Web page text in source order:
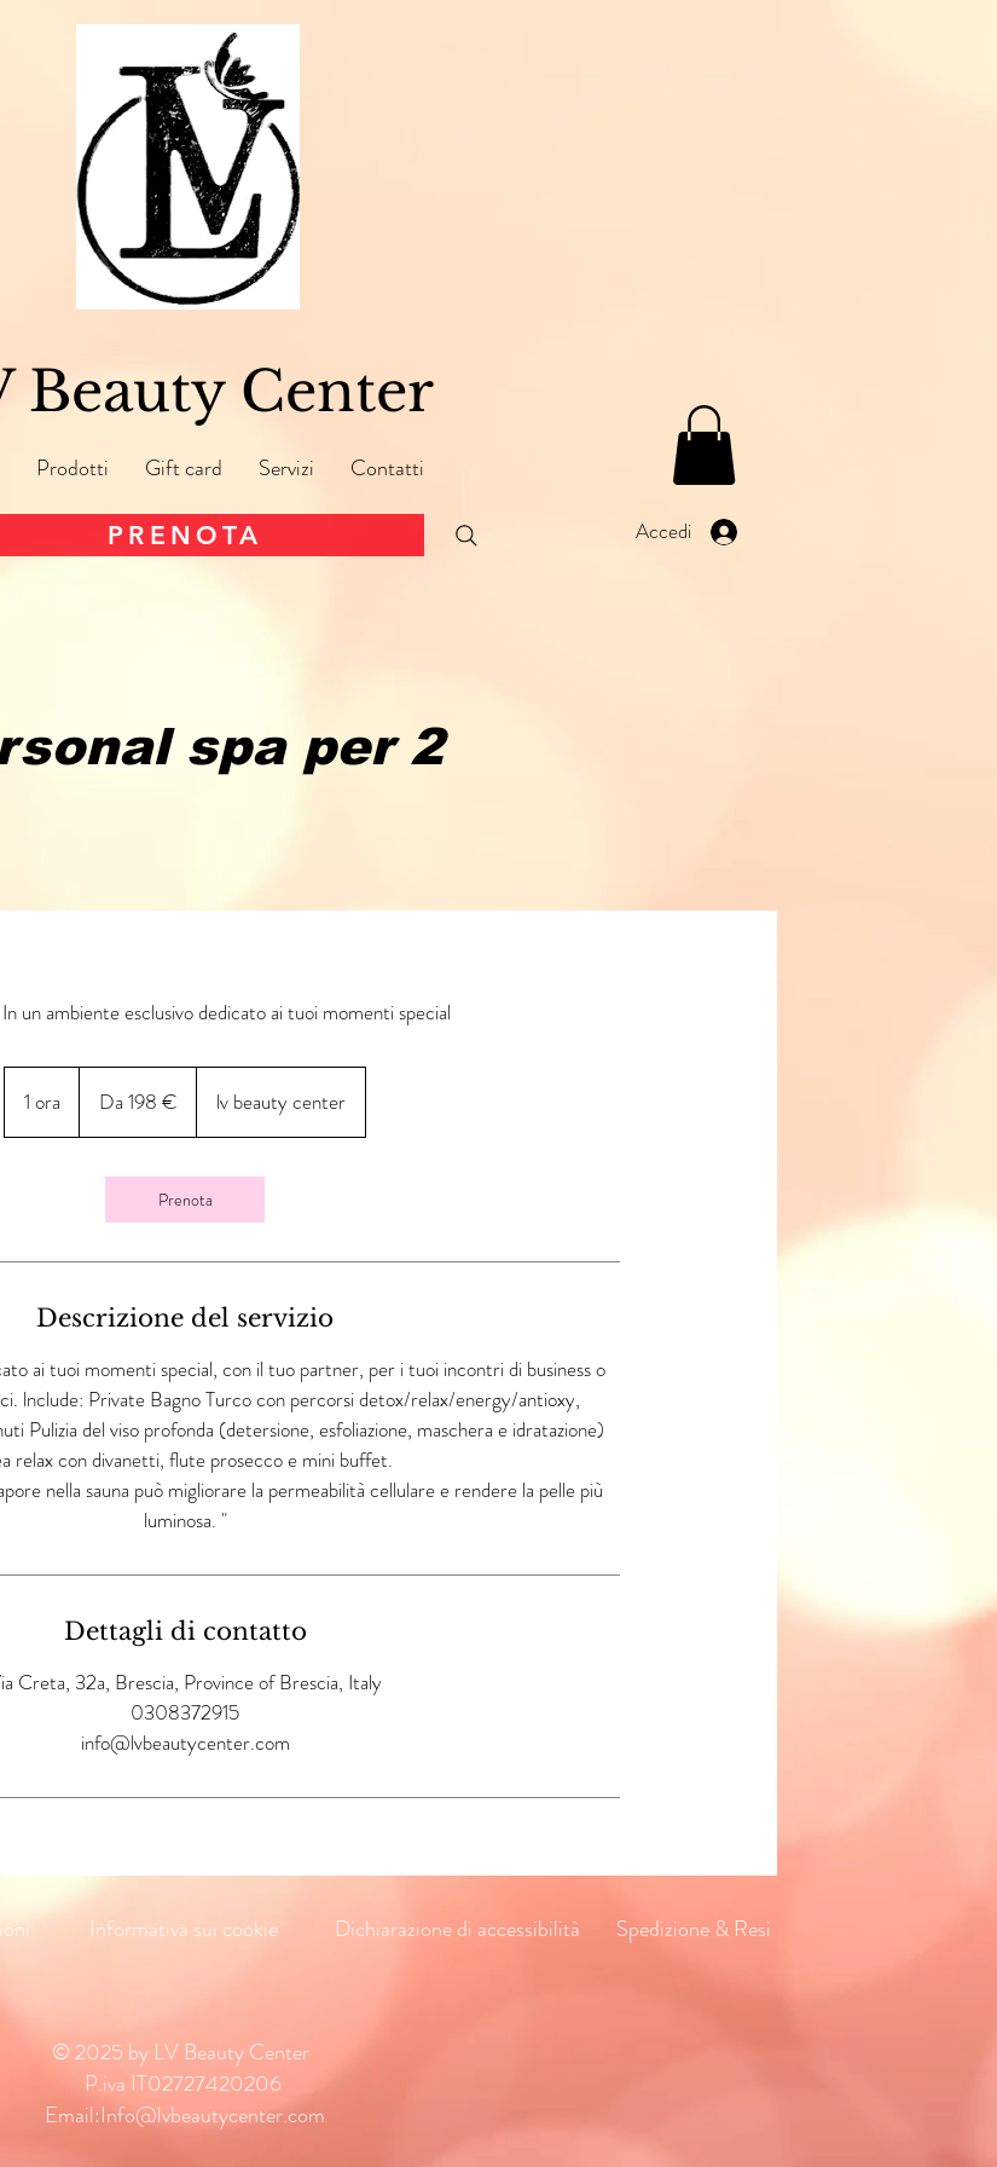
Beauty Center
Prodotti Gift card Servizi Contatti
PRENOTA Accedi
spa per 2
un ambiente esclusivo dedicato ai tuoi momenti special
1 ora
o
Da 198 € lv beauty center
Prenota
Descrizione del servizio
ai tuoi momenti special, con il tuo partner, per i tuoi incontri di business o
lnclude: Private Bagno Turco con percorsi detox/relax/energy/antioxy,
Pulizia del viso profonda (detersione, esfoliazione, maschera e idratazione)
relax con divanetti, flute prosecco e mini buffet.
nella sauna può migliorare la permeabilità cellulare e rendere la pelle più
luminosa. "
Dettagli di contatto
Creta, 32a, Brescia, Province of Brescia, Italy
0308372915
info@lvbeautycenter.com
Informativa sui cookie Dichiarazione di accessibilità Spedizione & Resi
© 2025 by LV Beauty Center
P.iva IT02727420206
Email:Info@lvbeautycenter.com